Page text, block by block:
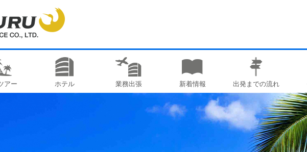
アー ホテル 業務出張 新着情報 出発までの流れ